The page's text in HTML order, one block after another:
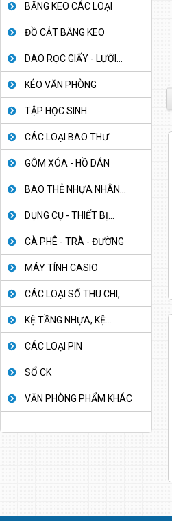
BĂNG KEO CÁC LOẠI
ĐỒ CẮT BĂNG KEO
DAO RỌC GIẤY - LƯỠI...
KÉO VĂN PHÒNG
TẬP HỌC SINH
CÁC LOẠI BAO THƯ
GÔM XÓA - HỒ DÁN
BAO THẺ NHỰA NHÂN...
DỤNG CỤ - THIẾT BỊ...
CÀ PHÊ - TRÀ - ĐƯỜNG
MÁY TÍNH CASIO
CÁC LOẠI SỔ THU CHI,...
KỆ TẦNG NHỰA, KỆ...
CÁC LOẠI PIN
SỔ CK
VĂN PHÒNG PHẨM KHÁC